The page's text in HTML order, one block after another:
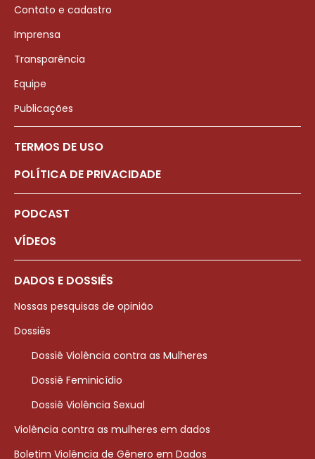
Contato e cadastro
Imprensa
Transparência
Equipe
Publicações
TERMOS DE USO
POLÍTICA DE PRIVACIDADE
PODCAST
VÍDEOS
DADOS E DOSSIÊS
Nossas pesquisas de opinião
Dossiês
Dossiê Violência contra as Mulheres
Dossiê Feminicídio
Dossiê Violência Sexual
Violência contra as mulheres em dados
Boletim Violência de Gênero em Dados